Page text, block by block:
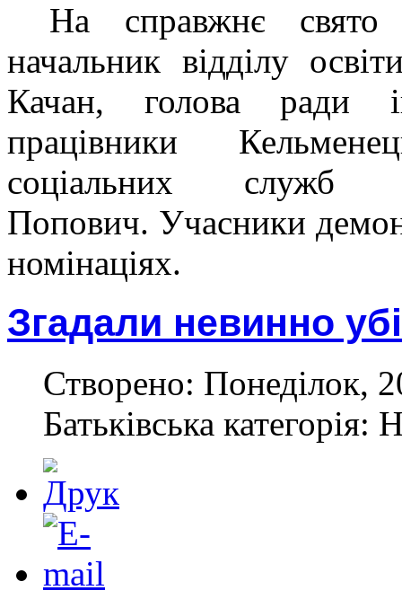
На справжнє свято
начальник відділу
Качан, голова ради
працівники
соціальних
Попович. Учасники
номінаціях.
Згадали невинно
Створено: Понеділок,
Батьківська категорія: